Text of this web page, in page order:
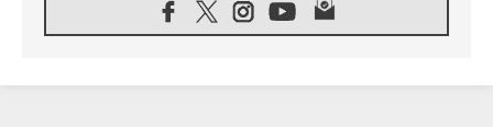
10.08.2026
Ébola en RD Congo: Alarma de la UNICEF